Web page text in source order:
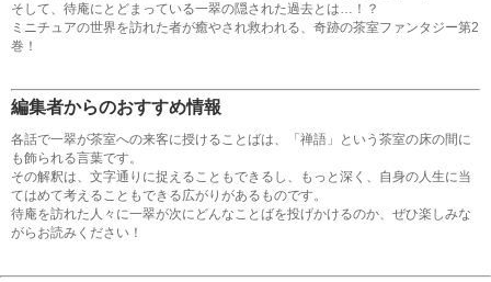
そして、待庵にとどまっている一翠の隠された過去とは…！？
ミニチュアの世界を訪れた者が癒やされ救われる、奇跡の茶室ファンタジー第2
巻！
編集者からのおすすめ情報
各話で一翠が茶室への来客に授けることばは、「禅語」という茶室の床の間に
も飾られる言葉です。
その解釈は、文字通りに捉えることもできるし、もっと深く、自身の人生に当
てはめて考えることもできる広がりがあるものです。
待庵を訪れた人々に一翠が次にどんなことばを投げかけるのか、ぜひ楽しみな
がらお読みください！